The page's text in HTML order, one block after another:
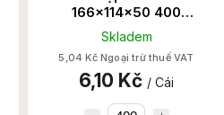
166x114x50 400
Set/Thùng
Skladem
5,04 Kč Ngoại trừ thuế VAT
6,10 Kč / Cái